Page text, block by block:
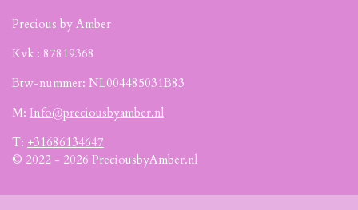
Precious by Amber
Kvk : 87819368
Btw-nummer: NL004485031B83
M: Info@preciousbyamber.nl
T: +31686134647
© 2022 - 2026 PreciousbyAmber.nl